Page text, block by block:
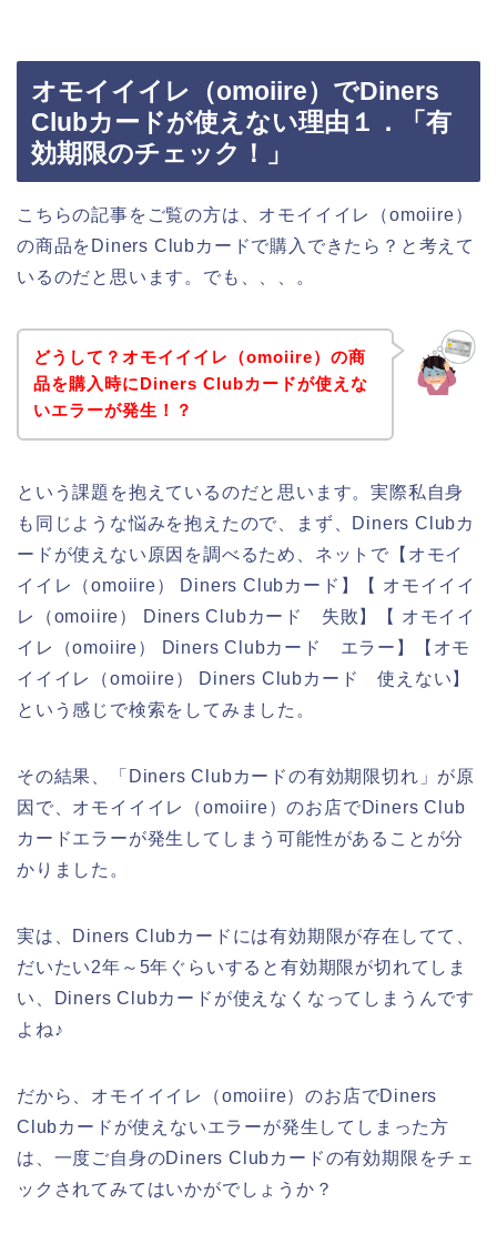
オモイイイレ（omoiire）でDiners
Clubカードが使えない理由１．「有
効期限のチェック！」
こちらの記事をご覧の方は、オモイイイレ（omoiire）
の商品をDiners Clubカードで購入できたら？と考えて
いるのだと思います。でも、、、。
どうして？オモイイイレ（omoiire）の商
品を購入時にDiners Clubカードが使えな
いエラーが発生！？
という課題を抱えているのだと思います。実際私自身
も同じような悩みを抱えたので、まず、Diners Clubカ
ードが使えない原因を調べるため、ネットで【オモイ
イイレ（omoiire） Diners Clubカード】【 オモイイイ
レ（omoiire） Diners Clubカード 失敗】【 オモイイ
イレ（omoiire） Diners Clubカード エラー】【オモ
イイイレ（omoiire） Diners Clubカード 使えない】
という感じで検索をしてみました。
その結果、「Diners Clubカードの有効期限切れ」が原
因で、オモイイイレ（omoiire）のお店でDiners Club
カードエラーが発生してしまう可能性があることが分
かりました。
実は、Diners Clubカードには有効期限が存在してて、
だいたい2年～5年ぐらいすると有効期限が切れてしま
い、Diners Clubカードが使えなくなってしまうんです
よね♪
だから、オモイイイレ（omoiire）のお店でDiners
Clubカードが使えないエラーが発生してしまった方
は、一度ご自身のDiners Clubカードの有効期限をチェ
ックされてみてはいかがでしょうか？